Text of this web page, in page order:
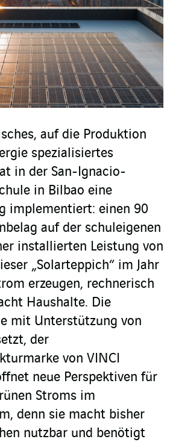
auf die Produktion
spezialisiertes
in der San-Ignacio-
in Bilbao eine
implementiert: einen 90
auf der schuleigenen
installierten Leistung von
„Solarteppich“ im Jahr
erzeugen, rechnerisch
Haushalte. Die
mit Unterstützung von
der
von VINCI
neue Perspektiven für
Stroms im
denn sie macht bisher
nutzbar und benötigt